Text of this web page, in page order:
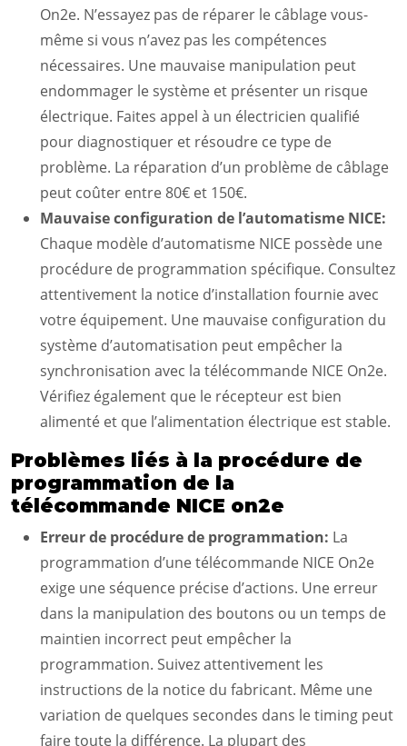
On2e. N’essayez pas de réparer le câblage vous-
même si vous n’avez pas les compétences
nécessaires. Une mauvaise manipulation peut
endommager le système et présenter un risque
électrique. Faites appel à un électricien qualifié
pour diagnostiquer et résoudre ce type de
problème. La réparation d’un problème de câblage
peut coûter entre 80€ et 150€.
Mauvaise configuration de l’automatisme NICE:
Chaque modèle d’automatisme NICE possède une
procédure de programmation spécifique. Consultez
attentivement la notice d’installation fournie avec
votre équipement. Une mauvaise configuration du
système d’automatisation peut empêcher la
synchronisation avec la télécommande NICE On2e.
Vérifiez également que le récepteur est bien
alimenté et que l’alimentation électrique est stable.
Problèmes liés à la procédure de
programmation de la
télécommande NICE on2e
Erreur de procédure de programmation: La
programmation d’une télécommande NICE On2e
exige une séquence précise d’actions. Une erreur
dans la manipulation des boutons ou un temps de
maintien incorrect peut empêcher la
programmation. Suivez attentivement les
instructions de la notice du fabricant. Même une
variation de quelques secondes dans le timing peut
faire toute la différence. La plupart des